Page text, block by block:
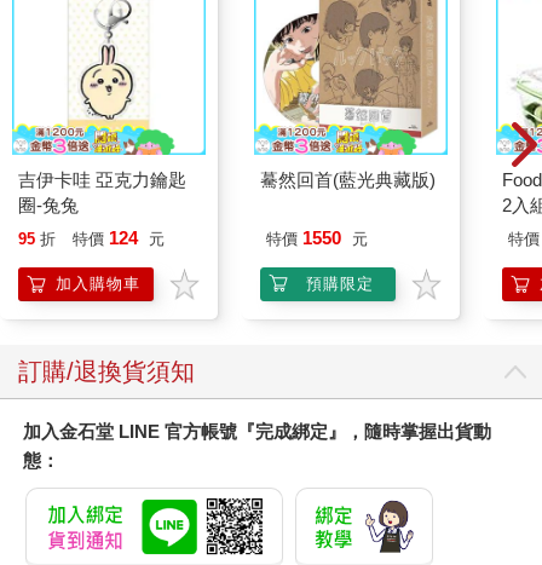
吉伊卡哇 亞克力鑰匙
圈-兔兔
95 折 特價 124 元
加入購物車
驀然回首(藍光典藏版)
特價 1550 元
預購限定
2入
特價
訂購/退換貨須知
加入金石堂 LINE 官方帳號『完成綁定』，隨時掌握出貨動
態：